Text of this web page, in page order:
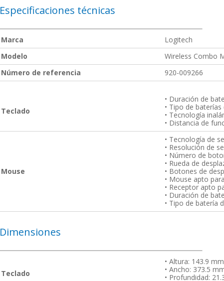
Especificaciones técnicas
Marca
Logitech
Modelo
Wireless Combo
Número de referencia
920-009266
Teclado
• Duración de
• Tipo de
• Tecnología
• Distancia de
Mouse
• Tecnología de
• Resolución de
• Número de
• Rueda de
• Botones de
• Mouse apto
• Receptor apto
• Duración de
• Tipo de batería
Dimensiones
Teclado
• Altura: 143.9 mm
• Ancho: 373.5
• Profundidad: